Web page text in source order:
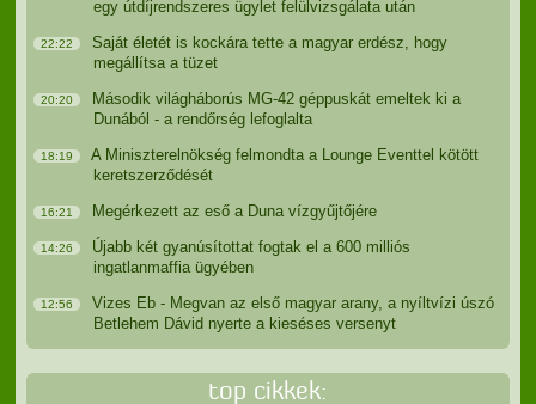
egy útdíjrendszeres ügylet felülvizsgálata után
22:22
Saját életét is kockára tette a magyar erdész, hogy
megállítsa a tüzet
20:20
Második világháborús MG-42 géppuskát emeltek ki a
Dunából - a rendőrség lefoglalta
18:19
A Miniszterelnökség felmondta a Lounge Eventtel kötött
keretszerződését
16:21 Megérkezett az eső a Duna vízgyűjtőjére
14:26
Újabb két gyanúsítottat fogtak el a 600 milliós
ingatlanmaffia ügyében
12:56
Vizes Eb - Megvan az első magyar arany, a nyíltvízi úszó
Betlehem Dávid nyerte a kieséses versenyt
top cikkek: